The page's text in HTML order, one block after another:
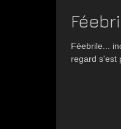
Féebrile...
regard s'est